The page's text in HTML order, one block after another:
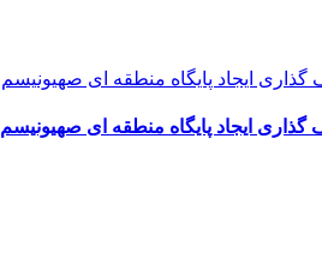
گذاری ایجاد پایگاه منطقه ای صهیونیسم
گذاری ایجاد پایگاه منطقه ای صهیونیسم